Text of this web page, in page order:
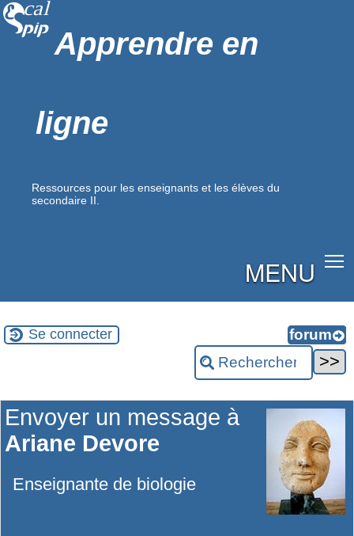
Apprendre en
ligne
Ressources pour les enseignants et les élèves du
secondaire II.
MENU
Se connecter
Envoyer un message à
Ariane Devore
Enseignante de biologie